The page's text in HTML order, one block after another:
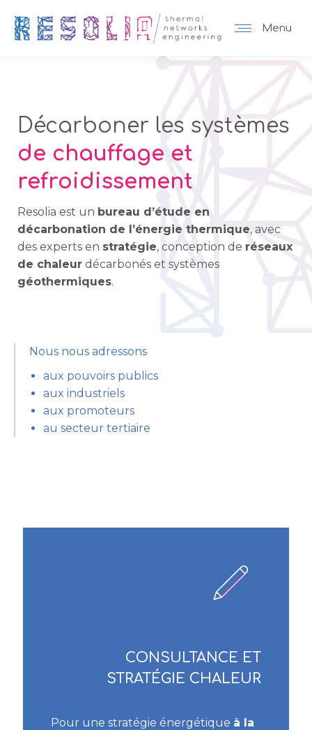
Menu
Décarboner les systèmes
de chauffage et
refroidissement
Resolia est un bureau d’étude en
décarbonation de l’énergie thermique, avec
des experts en stratégie, conception de réseaux
de chaleur décarbonés et systèmes
géothermiques.
Nous nous adressons
aux pouvoirs publics
aux industriels
aux promoteurs
au secteur tertiaire
CONSULTANCE ET
STRATÉGIE CHALEUR
Pour une stratégie énergétique à la